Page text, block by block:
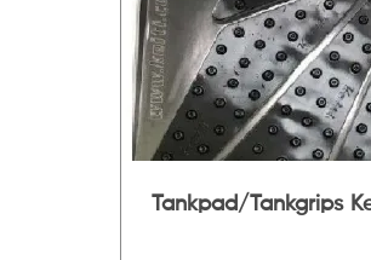
Tankpad/Tankgrips